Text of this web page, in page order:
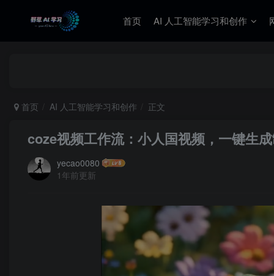
首页 AI 人工智能学习和创作
首页 AI 人工智能学习和创作 正文
coze视频工作流：小人国视频，一键生
yecao0080
1年前更新